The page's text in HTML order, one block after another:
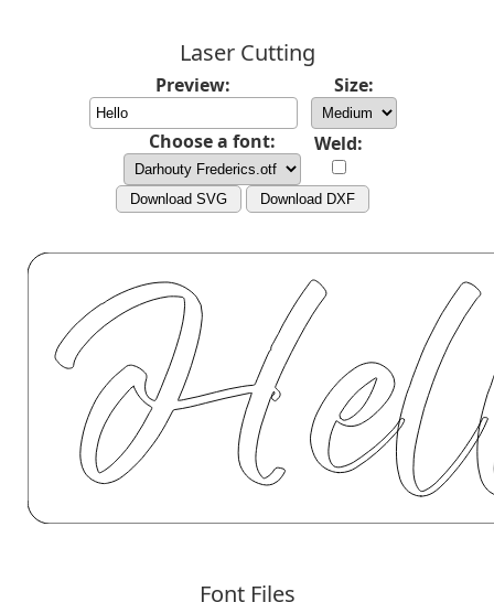
Laser Cutting
Preview: Size:
Choose a font: Weld:
Download SVG Download DXF
Font Files